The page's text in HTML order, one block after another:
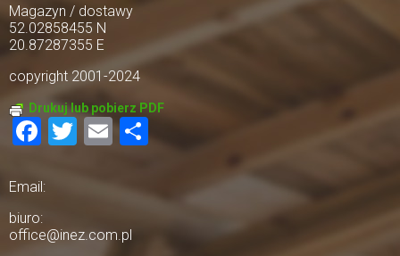
Magazyn / dostawy
52.02858455 N
20.87287355 E
copyright 2001-2024
Drukuj lub pobierz PDF
Facebook
Twitter
Email
Share
Email:
biuro:
office@inez.com.pl